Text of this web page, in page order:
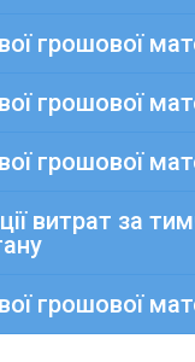
грошової
грошової
грошової
витрат за
грошової